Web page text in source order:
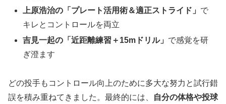
上原浩治の「プレート活用術＆適正ストライド」 で
キレとコントロールを両立
吉見一起の「近距離練習＋15mドリル」 で感覚を研
ぎ澄ます
どの投手もコントロール向上のために多大な努力と試行錯
誤を積み重ねてきました。最終的には、
自分の体格や投球